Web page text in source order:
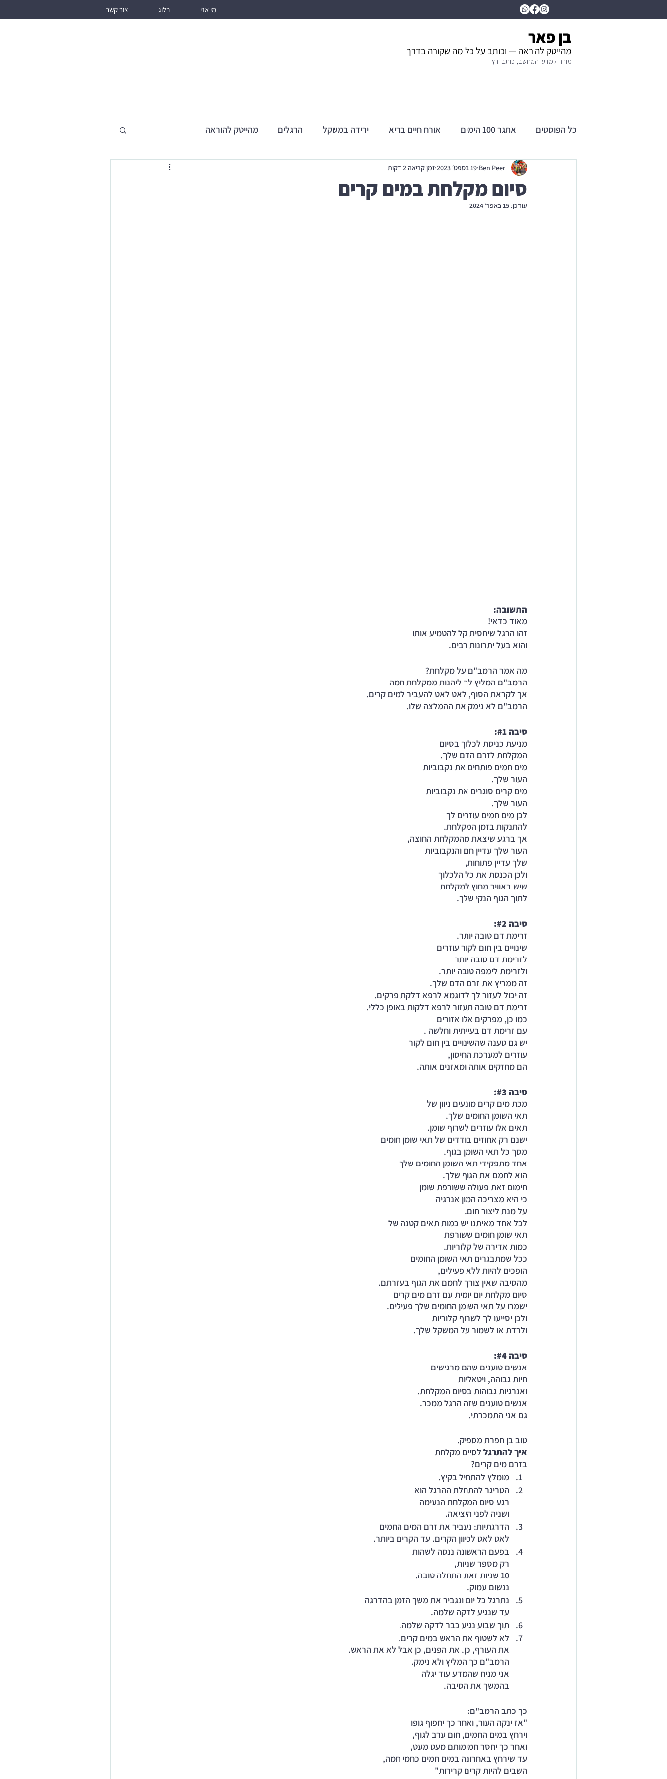
מי אני בלוג צור קשר
בן פאר
מהייטק להוראה — וכותב על כל מה שקורה בדרך
מורה למדעי המחשב, כותב ורץ
כל הפוסטים אתגר 100 הימים אורח חיים בריא ירידה במשקל הרגלים מהייטק להוראה
סיום מקלחת במים קרים
Ben Peer 19 בספט׳ 2023 זמן קריאה 2 דקות
עודכן: 15 באפר׳ 2024
התשובה:
מאוד כדאי!
זהו הרגל שיחסית קל להטמיע אותו
והוא בעל יתרונות רבים.
מה אמר הרמב"ם על מקלחת?
הרמב"ם המליץ לך ליהנות ממקלחת חמה
אך לקראת הסוף, לאט לאט להעביר למים קרים.
הרמב"ם לא נימק את ההמלצה שלו.
סיבה #1
:
מניעת כניסת לכלוך בסיום
המקלחת לזרם הדם שלך.
מים חמים פותחים את נקבוביות
העור שלך.
מים קרים סוגרים את נקבוביות
העור שלך.
לכן מים חמים עוזרים לך
להתנקות בזמן המקלחת.
אך ברגע שיצאת מהמקלחת החוצה,
העור שלך עדיין חם והנקבוביות
שלך עדיין פתוחות,
ולכן הכנסת את כל הלכלוך
שיש באוויר מחוץ למקלחת
לתוך הגוף הנקי שלך.
סיבה #2
:
זרימת דם טובה יותר.
שינויים בין חום לקור עוזרים
לזרימת דם טובה יותר
ולזרימת לימפה טובה יותר.
זה ממריץ את זרם הדם שלך.
זה יכול לעזור לך לדוגמא לרפא דלקת פרקים.
זרימת דם טובה תעזור לרפא דלקות באופן כללי.
כמו כן, מפרקים אלו אזורים
עם זרימת דם בעייתית וחלשה .
יש גם טענה שהשינויים בין חום לקור
עוזרים למערכת החיסון,
הם מחזקים אותה ומאזנים אותה.
סיבה #3
:
מכת מים קרים מונעים ניוון של
תאי השומן החומים שלך.
תאים אלו עוזרים לשרוף שומן.
ישנם רק אחוזים בודדים של תאי שומן חומים
מסך כל תאי השומן בגוף.
אחד מתפקידי תאי השומן החומים שלך
הוא לחמם את הגוף שלך.
חימום זאת פעולה ששורפת שומן
כי היא מצריכה המון אנרגיה
על מנת ליצור חום.
לכל אחד מאיתנו יש כמות תאים קטנה של
תאי שומן חומים ששורפת
כמות אדירה של קלוריות.
ככל שמתבגרים תאי השומן החומים
הופכים להיות ללא פעילים,
מהסיבה שאין צורך לחמם את הגוף בעזרתם.
סיום מקלחת יום יומית עם זרם מים קרים
ישמרו על תאי השומן החומים שלך פעילים.
ולכן יסייעו לך לשרוף קלוריות
ולרדת או לשמור על המשקל שלך.
סיבה #4
:
אנשים טוענים שהם מרגישים
חיות גבוהה, ויטאליות
ואנרגיות גבוהות בסיום המקלחת.
אנשים טוענים שזה הרגל ממכר.
גם אני התמכרתי.
טוב בן חפרת מספיק.
איך להתרגל לסיים מקלחת
בזרם מים קרים?
מומלץ להתחיל בקיץ.
הטריגר להתחלת ההרגל הוא
רגע סיום המקלחת הנעימה
ושניה לפני היציאה.
הדרגתיות: נעביר את זרם המים החמים
לאט לאט לכיוון הקרים. עד הקרים ביותר.
בפעם הראשונה ננסה לשהות
רק מספר שניות,
10 שניות זאת התחלה טובה.
ננשום עמוק.
נתרגל כל יום ונגביר את משך הזמן בהדרגה
עד שנגיע לדקה שלמה.
תוך שבוע נגיע כבר לדקה שלמה.
לא לשטוף את הראש במים קרים.
את העורף, כן. את הפנים, כן אבל לא את הראש.
הרמב"ם כך המליץ ולא נימק.
אני מניח שהמדע עוד יגלה
בהמשך את הסיבה.
כך כתב הרמב"ם:
"אז ינקה העור, ואחר כך יחפוף גופו
וירחץ במים החמים, חום ערב לגוף,
ואחר כך יחסר חמימותם מעט מעט,
עד שירחץ באחרונה במים חמים כחמי חמה,
השבים להיות קרים קרירות"